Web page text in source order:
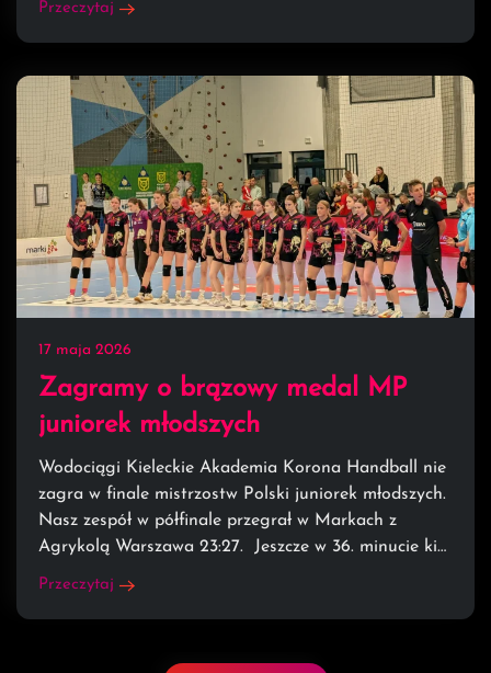
Przeczytaj
17 maja 2026
Zagramy o brązowy medal MP
juniorek młodszych
Wodociągi Kieleckie Akademia Korona Handball nie
zagra w finale mistrzostw Polski juniorek młodszych.
Nasz zespół w półfinale przegrał w Markach z
Agrykolą Warszawa 23:27. Jeszcze w 36. minucie ki…
Przeczytaj